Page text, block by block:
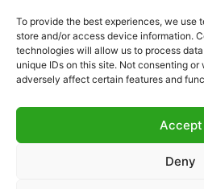
To provide the best experiences, we use
store and/or access device information.
technologies will allow us to process
unique IDs on this site. Not consenting
adversely affect certain features and
Accept
Deny
El uso de este sitio web
este aviso legal. Ni
colaboradores asumen
los daños directos,
aplicables o estar